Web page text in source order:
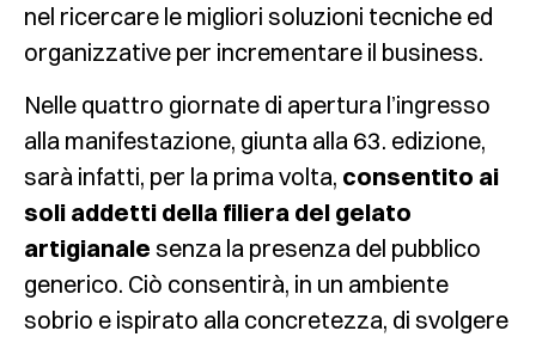
nel ricercare le migliori soluzioni tecniche ed
organizzative per incrementare il business.
Nelle quattro giornate di apertura l’ingresso
alla manifestazione, giunta alla 63. edizione,
sarà infatti, per la prima volta, consentito ai
soli addetti della filiera del gelato
artigianale senza la presenza del pubblico
generico. Ciò consentirà, in un ambiente
sobrio e ispirato alla concretezza, di svolgere